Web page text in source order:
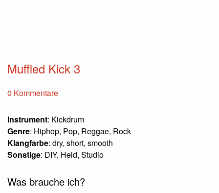
Muffled Kick 3
0 Kommentare
Instrument: Kickdrum
Genre: Hiphop, Pop, Reggae, Rock
Klangfarbe: dry, short, smooth
Sonstige: DIY, Held, Studio
Was brauche ich?